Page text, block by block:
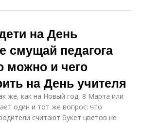
на День
смущай педагога
можно и чего
на День учителя
же, как на Новый год, 8 Марта или
один и тот же вопрос: что
считают букет цветов не